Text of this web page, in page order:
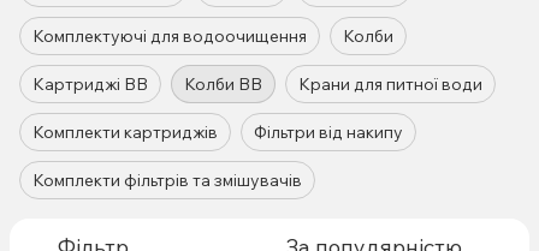
Комплектуючі для водоочищення Колби
Картриджі ВВ Колби ВВ Крани для питної води
Комплекти картриджів Фільтри від накипу
Комплекти фільтрів та змішувачів